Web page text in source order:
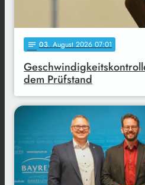
notes 03. August 2026 07:01
dem Prüfstand